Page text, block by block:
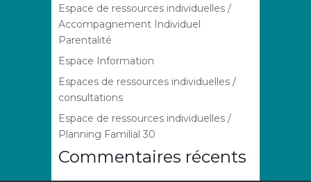
Espace de ressources individuelles /
Accompagnement Individuel
Parentalité
Espace Information
Espaces de ressources individuelles /
consultations
Espace de ressources individuelles /
Planning Familial 30
Commentaires récents